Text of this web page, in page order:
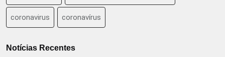
coronavirus coronavírus
Notícias Recentes